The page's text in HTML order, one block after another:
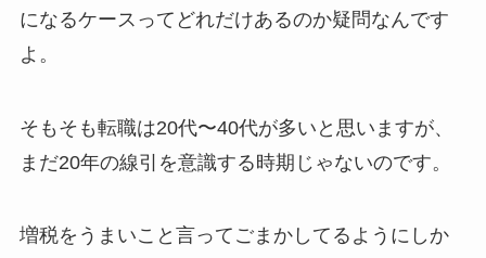
になるケースってどれだけあるのか疑問なんです
よ。
そもそも転職は20代〜40代が多いと思いますが、
まだ20年の線引を意識する時期じゃないのです。
増税をうまいこと言ってごまかしてるようにしか